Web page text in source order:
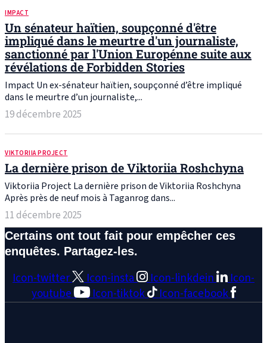
IMPACT
Un sénateur haïtien, soupçonné d'être
impliqué dans le meurtre d'un journaliste,
sanctionné par l'Union Europénne suite aux
révélations de Forbidden Stories
19 décembre 2025
Impact Un ex-sénateur haïtien, soupçonné d’être impliqué
dans le meurtre d’un journaliste,...
VIKTORIIA PROJECT
La dernière prison de Viktoriia Roshchyna
11 décembre 2025
Viktoriia Project La dernière prison de Viktoriia Roshchyna
Après près de neuf mois à Taganrog dans...
Certains ont tout fait pour empêcher ces
enquêtes. Partagez-les.
Icon-twitter Icon-insta Icon-linkdein
Icon-
youtube
Icon-tiktok Icon-facebook